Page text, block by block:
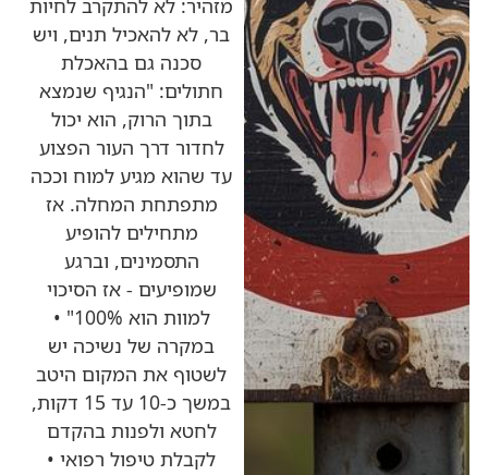
מזהיר: לא להתקרב לחיות
בר, לא להאכיל תנים, ויש
סכנה גם בהאכלת
חתולים: "הנגיף שנמצא
בתוך הרוק, הוא יכול
לחדור דרך העור הפצוע
עד שהוא מגיע למוח וככה
מתפתחת המחלה. אז
מתחילים להופיע
התסמינים, וברגע
שמופיעים - אז הסיכוי
למוות הוא 100%" •
במקרה של נשיכה יש
לשטוף את המקום היטב
במשך כ-10 עד 15 דקות,
לחטא ולפנות בהקדם
לקבלת טיפול רפואי •